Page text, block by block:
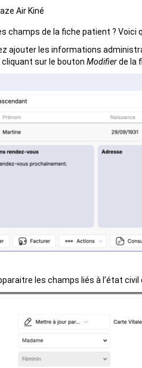
Air Kiné
champs de la fiche patient ? Voici
ajouter les informations
sur le bouton Modifierde la
les champs liés à l’état civil